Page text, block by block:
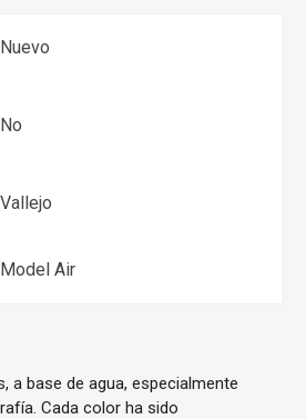
Nuevo
No
Vallejo
Model Air
a base de agua, especialmente
Cada color ha sido